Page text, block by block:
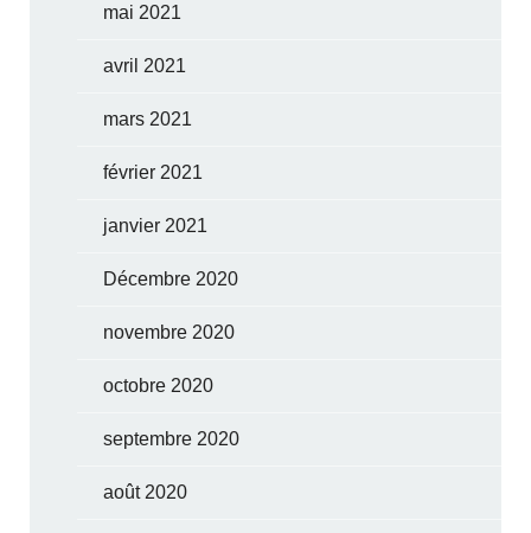
mai 2021
avril 2021
mars 2021
février 2021
janvier 2021
Décembre 2020
novembre 2020
octobre 2020
septembre 2020
août 2020